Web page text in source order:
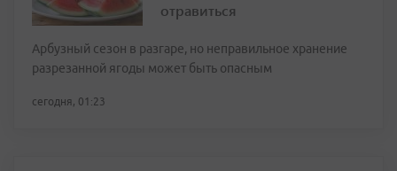
отравиться
Арбузный сезон в разгаре, но неправильное хранение
разрезанной ягоды может быть опасным
сегодня, 01:23